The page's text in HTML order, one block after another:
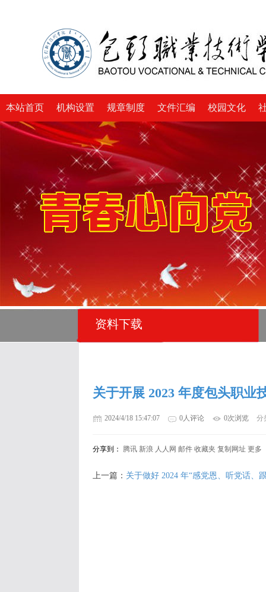
本站首页 机构设置 规章制度 文件汇编 校园文化
资料下载
关于开展 2023 年度包头职业
2024/4/18 15:47:07 0人评论 0次浏览 分
分享到： 腾讯 新浪 人人网 邮件 收藏夹 复制网址 更多
上一篇： 关于做好 2024 年“感党恩、听党话、跟党 走”群众教育实践活动、“学雷